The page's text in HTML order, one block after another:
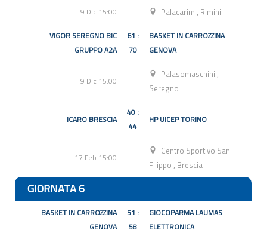
9 Dic 15:00 Palacarim, Rimini
VIGOR SEREGNO BIC
GRUPPO A2A
61 :
70
BASKET IN CARROZZINA
GENOVA
9 Dic 15:00
Palasomaschini,
Seregno
ICARO BRESCIA
40 :
44
HP UICEP TORINO
17 Feb 15:00
Centro Sportivo San
Filippo , Brescia
GIORNATA 6
BASKET IN CARROZZINA
GENOVA
51 :
58
GIOCOPARMA LAUMAS
ELETTRONICA